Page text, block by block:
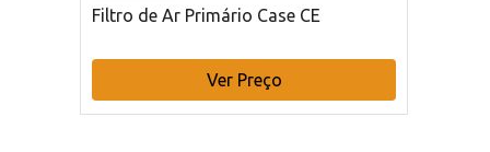
Filtro de Ar Primário Case CE
Ver Preço